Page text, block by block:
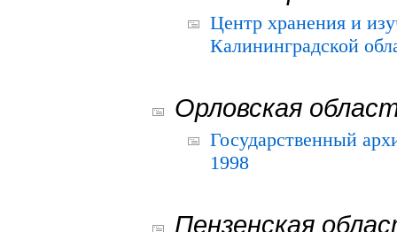
Центр хранения и
Калининградской
Орловская
Государственный
1998
Пензенская